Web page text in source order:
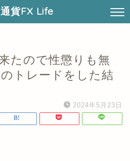
貨FX Life
たので性懲りも無
トレードをした結
2024年5月23日